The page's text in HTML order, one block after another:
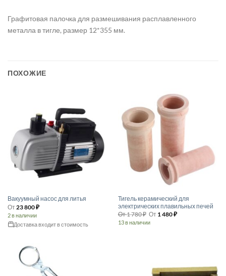
Графитовая палочка для размешивания расплавленного
металла в тигле, размер 12*355 мм.
ПОХОЖИЕ
Вакуумный насос для литья
От 23 800₽
2 в наличии
Доставка входит в стоимость
имеет
несколько
вариаций.
Тигель керамический для
электрических плавильных печей
От1 780₽ От 1 480₽
13 в наличии